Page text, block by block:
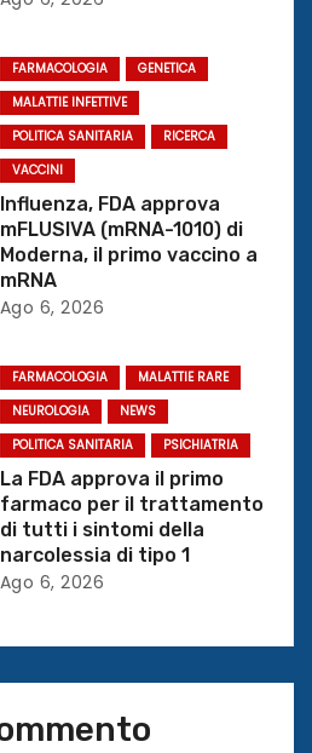
FARMACOLOGIA
GENETICA
MALATTIE INFETTIVE
POLITICA SANITARIA
RICERCA
VACCINI
Influenza, FDA approva
mFLUSIVA (mRNA-1010) di
Moderna, il primo vaccino a
mRNA
Ago 6, 2026
FARMACOLOGIA
MALATTIE RARE
NEUROLOGIA
NEWS
POLITICA SANITARIA
PSICHIATRIA
La FDA approva il primo
farmaco per il trattamento
di tutti i sintomi della
narcolessia di tipo 1
Ago 6, 2026